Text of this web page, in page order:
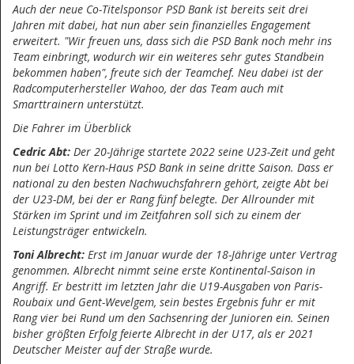
Auch der neue Co-Titelsponsor PSD Bank ist bereits seit drei
Jahren mit dabei, hat nun aber sein finanzielles Engagement
erweitert. "Wir freuen uns, dass sich die PSD Bank noch mehr ins
Team einbringt, wodurch wir ein weiteres sehr gutes Standbein
bekommen haben", freute sich der Teamchef. Neu dabei ist der
Radcomputerhersteller Wahoo, der das Team auch mit
Smarttrainern unterstützt.
Die Fahrer im Überblick
Cedric Abt: Der 20-Jährige startete 2022 seine U23-Zeit und geht
nun bei Lotto Kern-Haus PSD Bank in seine dritte Saison. Dass er
national zu den besten Nachwuchsfahrern gehört, zeigte Abt bei
der U23-DM, bei der er Rang fünf belegte. Der Allrounder mit
Stärken im Sprint und im Zeitfahren soll sich zu einem der
Leistungsträger entwickeln.
Toni Albrecht: Erst im Januar wurde der 18-Jährige unter Vertrag
genommen. Albrecht nimmt seine erste Kontinental-Saison in
Angriff. Er bestritt im letzten Jahr die U19-Ausgaben von Paris-
Roubaix und Gent-Wevelgem, sein bestes Ergebnis fuhr er mit
Rang vier bei Rund um den Sachsenring der Junioren ein. Seinen
bisher größten Erfolg feierte Albrecht in der U17, als er 2021
Deutscher Meister auf der Straße wurde.